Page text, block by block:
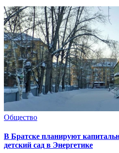
Общество
В Братске планируют
детский сад в Энергетике